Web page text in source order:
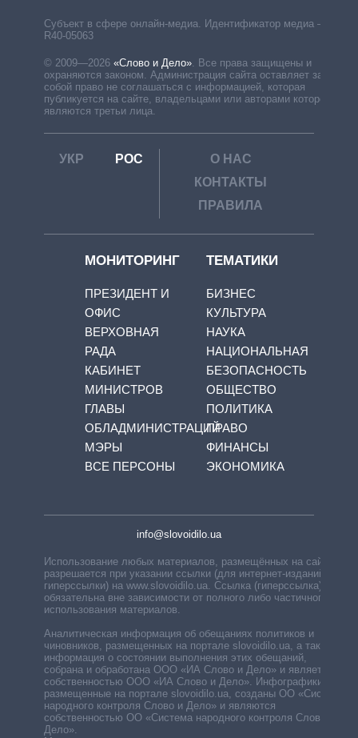
Субъект в сфере онлайн-медиа. Идентификатор медиа –
R40-05063
© 2009—2026 «Слово и Дело». Все права защищены и
охраняются законом. Администрация сайта оставляет за
собой право не соглашаться с информацией, которая
публикуется на сайте, владельцами или авторами которой
являются третьи лица.
УКР РОС
О НАС
КОНТАКТЫ
ПРАВИЛА
МОНИТОРИНГ
ПРЕЗИДЕНТ И
ОФИС
ВЕРХОВНАЯ
РАДА
КАБИНЕТ
МИНИСТРОВ
ГЛАВЫ
ОБЛАДМИНИСТРАЦИЙ
МЭРЫ
ВСЕ ПЕРСОНЫ
ТЕМАТИКИ
БИЗНЕС
КУЛЬТУРА
НАУКА
НАЦИОНАЛЬНАЯ
БЕЗОПАСНОСТЬ
ОБЩЕСТВО
ПОЛИТИКА
ПРАВО
ФИНАНСЫ
ЭКОНОМИКА
info@slovoidilo.ua
Использование любых материалов, размещённых на сайте,
разрешается при указании ссылки (для интернет-изданий —
гиперссылки) на www.slovoidilo.ua. Ссылка (гиперссылка)
обязательна вне зависимости от полного либо частичного
использования материалов.
Аналитическая информация об обещаниях политиков и
чиновников, размещенных на портале slovoidilo.ua, а также
информация о состоянии выполнения этих обещаний,
собрана и обработана ООО «ИА Слово и Дело» и является
собственностью ООО «ИА Слово и Дело». Инфографики,
размещенные на портале slovoidilo.ua, созданы ОО «Система
народного контроля Слово и Дело» и являются
собственностью ОО «Система народного контроля Слово и
Дело».